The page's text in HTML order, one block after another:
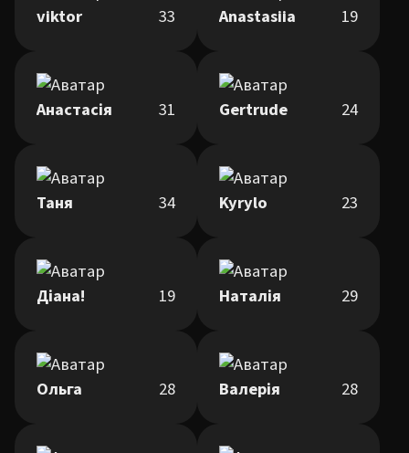
viktor 33 Anastasiia 19
Анастасія 31 Gertrude 24
Таня 34 Kyrylo 23
Діана! 19 Наталія 29
Ольга 28 Валерія 28